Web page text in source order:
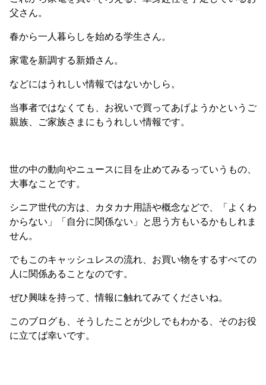
父さん。
春から一人暮らしを始める学生さん。
家電を新調する新婚さん。
などにはうれしい情報ではないかしら。
当事者ではなくても、お祝いで買ってあげようかというご
親族、ご家族さまにもうれしい情報です。
世の中の動向やニュースに目を止めてみるっていうもの、
大事なことです。
シニア世代の方は、カタカナ用語や概念などで、「よくわ
からない」「自分に関係ない」と思う方もいるかもしれま
せん。
でもこのキャッシュレスの流れ、お買い物をするすべての
人に関係あることなのです。
ぜひ興味を持って、情報に触れてみてくださいね。
このブログも、そうしたことが少しでもわかる、そのお役
に立てば幸いです。